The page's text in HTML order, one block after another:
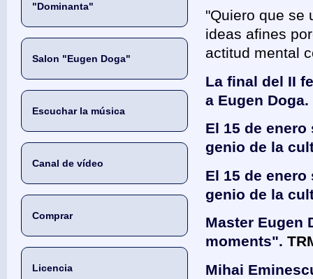
"Dominanta"
Salon "Eugen Doga"
Escuchar la música
Canal de vídeo
Comprar
Licencia
"Quiero que se
ideas afines
actitud mental
La final del II
a Eugen Doga.
El 15 de
genio de la
El 15 de
genio de la
Master Eugen
moments".
Mihai